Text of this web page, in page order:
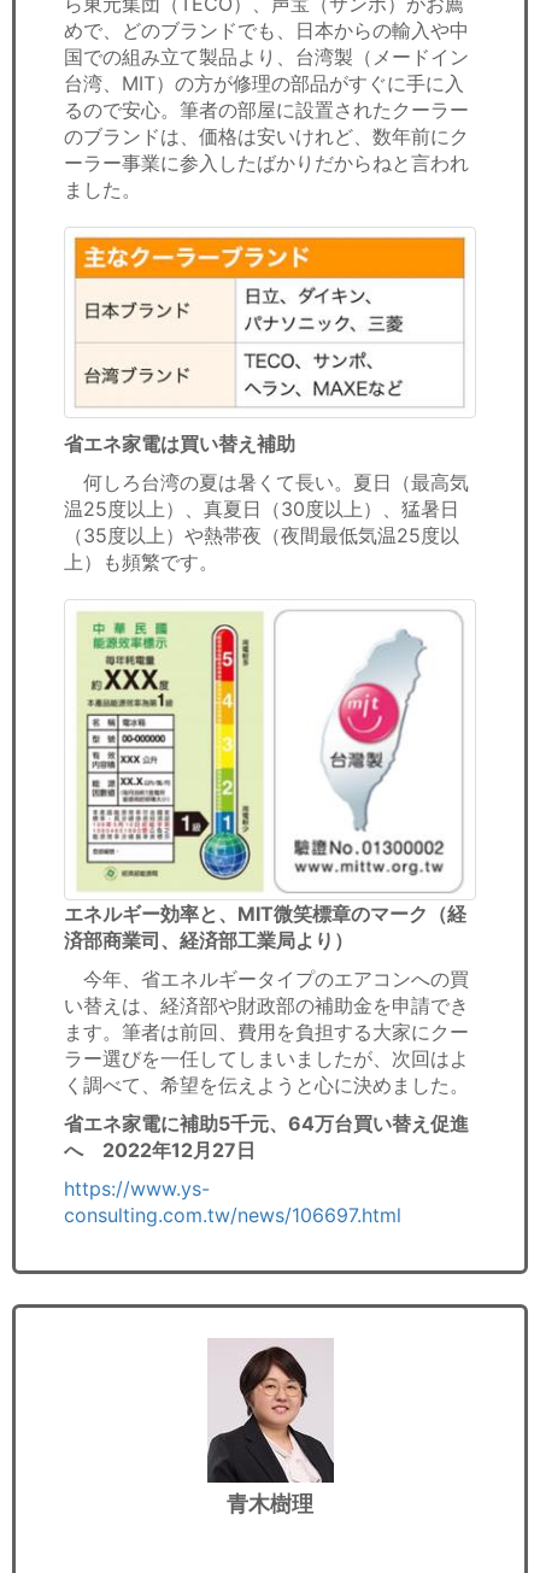
めで、どのブランドでも、日本からの輸入や中
国での組み立て製品より、台湾製（メードイン
台湾、MIT）の方が修理の部品がすぐに手に入
るので安心。筆者の部屋に設置されたクーラー
のブランドは、価格は安いけれど、数年前にク
ーラー事業に参入したばかりだからねと言われ
ました。
省エネ家電は買い替え補助
何しろ台湾の夏は暑くて長い。夏日（最高気
温25度以上）、真夏日（30度以上）、猛暑日
（35度以上）や熱帯夜（夜間最低気温25度以
上）も頻繁です。
エネルギー効率と、MIT微笑標章のマーク（経
済部商業司、経済部工業局より）
今年、省エネルギータイプのエアコンへの買
い替えは、経済部や財政部の補助金を申請でき
ます。筆者は前回、費用を負担する大家にクー
ラー選びを一任してしまいましたが、次回はよ
く調べて、希望を伝えようと心に決めました。
省エネ家電に補助5千元、64万台買い替え促進
へ 2022年12月27日
https://www.ys-
consulting.com.tw/news/106697.html
青木樹理